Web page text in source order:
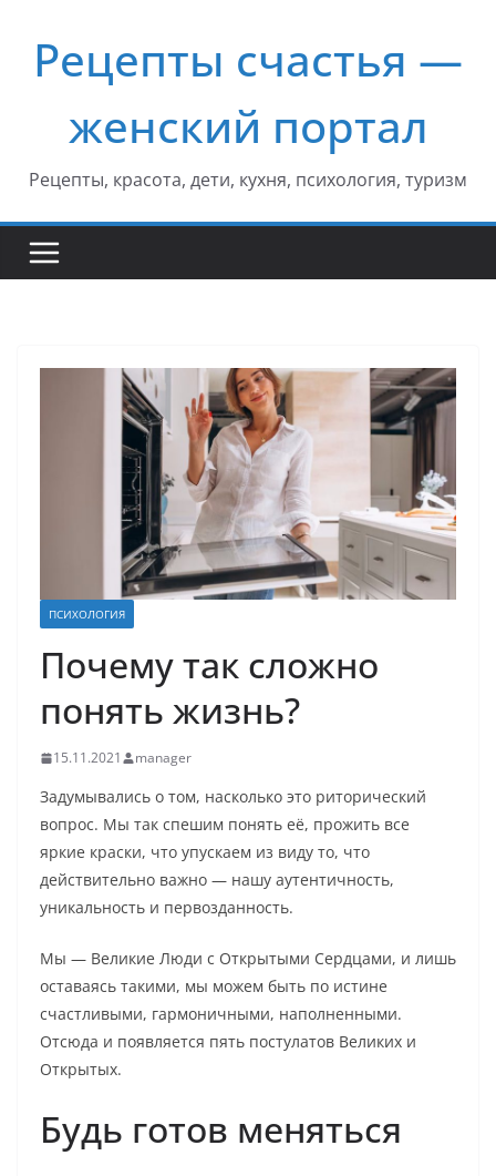
содержимому
Рецепты счастья —
женский портал
Рецепты, красота, дети, кухня, психология, туризм
ПСИХОЛОГИЯ
Почему так сложно
понять жизнь?
15.11.2021 manager
Задумывались о том, насколько это риторический
вопрос. Мы так спешим понять её, прожить все
яркие краски, что упускаем из виду то, что
действительно важно — нашу аутентичность,
уникальность и первозданность.
Мы — Великие Люди с Открытыми Сердцами, и лишь
оставаясь такими, мы можем быть по истине
счастливыми, гармоничными, наполненными.
Отсюда и появляется пять постулатов Великих и
Открытых.
Будь готов меняться